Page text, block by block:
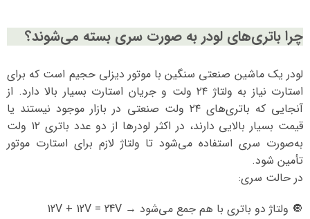
چرا باتری‌های لودر به صورت سری بسته می‌شوند؟
لودر یک ماشین صنعتی سنگین با موتور دیزلی حجیم است که برای
استارت نیاز به ولتاژ ۲۴ ولت و جریان استارت بسیار بالا دارد. از
آنجایی که باتری‌های ۲۴ ولت صنعتی در بازار موجود نیستند یا
قیمت بسیار بالایی دارند، در اکثر لودرها از دو عدد باتری ۱۲ ولت
به‌صورت سری استفاده می‌شود تا ولتاژ لازم برای استارت موتور
تأمین شود.
در حالت سری:
🔘 ولتاژ دو باتری با هم جمع می‌شود → 12V + 12V = 24V